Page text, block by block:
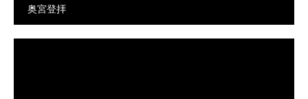
奥宮登拝